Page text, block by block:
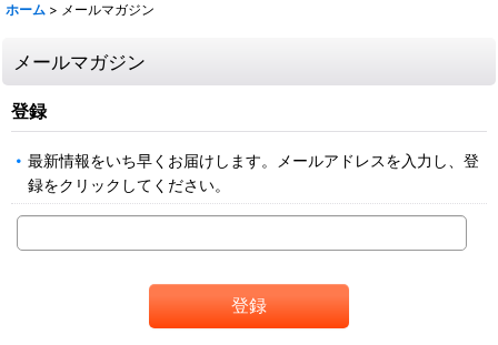
ホーム > メールマガジン
メールマガジン
登録
最新情報をいち早くお届けします。メールアドレスを入力し、登
録をクリックしてください。
登録